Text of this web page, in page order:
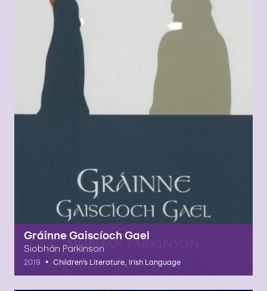
Gráinne Gaiscíoch Gael
Siobhán Parkinson
2019 • Children's Literature, Irish Language